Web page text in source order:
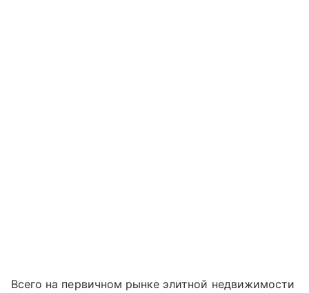
Всего на первичном рынке элитной недвижимости